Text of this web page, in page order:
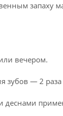
запаху
вечером.
зубов — 2 раза
деснами